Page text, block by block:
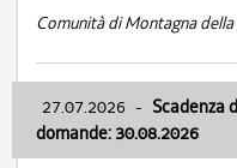
Comunità di Montagna della
27.07.2026 - Scadenza
domande: 30.08.2026